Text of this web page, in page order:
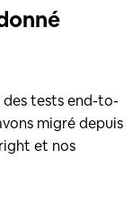
des tests end-to-
migré depuis
et nos